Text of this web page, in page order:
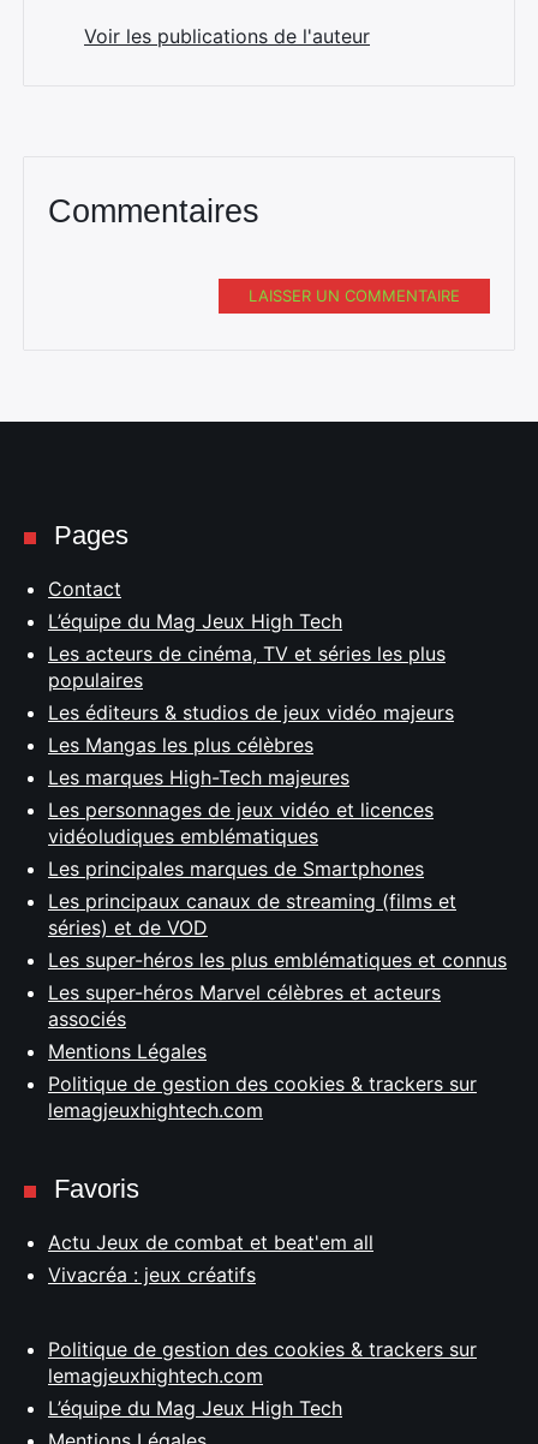
Voir les publications de l'auteur
Commentaires
LAISSER UN COMMENTAIRE
Pages
Contact
L’équipe du Mag Jeux High Tech
Les acteurs de cinéma, TV et séries les plus
populaires
Les éditeurs & studios de jeux vidéo majeurs
Les Mangas les plus célèbres
Les marques High-Tech majeures
Les personnages de jeux vidéo et licences
vidéoludiques emblématiques
Les principales marques de Smartphones
Les principaux canaux de streaming (films et
séries) et de VOD
Les super-héros les plus emblématiques et connus
Les super-héros Marvel célèbres et acteurs
associés
Mentions Légales
Politique de gestion des cookies & trackers sur
lemagjeuxhightech.com
Favoris
Actu Jeux de combat et beat'em all
Vivacréa : jeux créatifs
Politique de gestion des cookies & trackers sur
lemagjeuxhightech.com
L’équipe du Mag Jeux High Tech